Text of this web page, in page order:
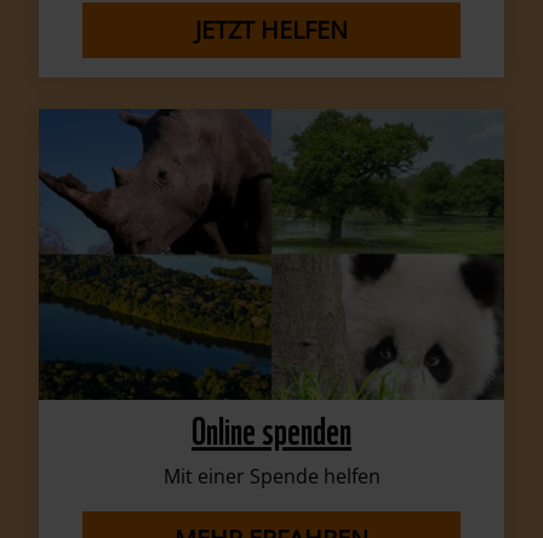
JETZT HELFEN
Online spenden
Mit einer Spende helfen